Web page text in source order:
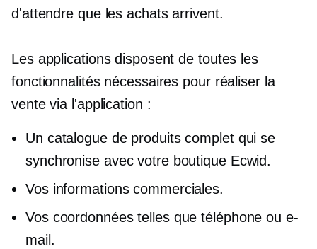
d'attendre que les achats arrivent.
Les applications disposent de toutes les
fonctionnalités nécessaires pour réaliser la
vente via l'application :
Un catalogue de produits complet qui se
synchronise avec votre boutique Ecwid.
Vos informations commerciales.
Vos coordonnées telles que téléphone ou e-
mail.